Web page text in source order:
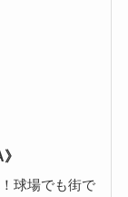
球場でも街で